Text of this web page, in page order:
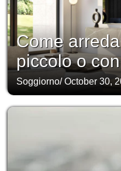
Come
piccolo o
Soggiorno/October 30,